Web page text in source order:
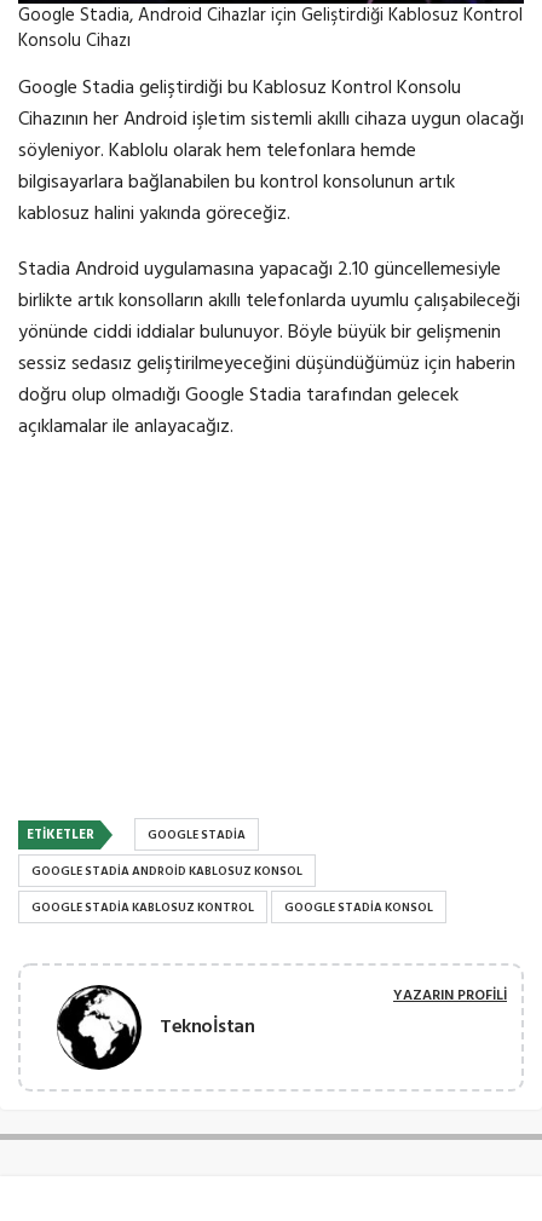
Google Stadia, Android Cihazlar için Geliştirdiği Kablosuz Kontrol
Konsolu Cihazı
Google Stadia geliştirdiği bu Kablosuz Kontrol Konsolu
Cihazının her Android işletim sistemli akıllı cihaza uygun olacağı
söyleniyor. Kablolu olarak hem telefonlara hemde
bilgisayarlara bağlanabilen bu kontrol konsolunun artık
kablosuz halini yakında göreceğiz.
Stadia Android uygulamasına yapacağı 2.10 güncellemesiyle
birlikte artık konsolların akıllı telefonlarda uyumlu çalışabileceği
yönünde ciddi iddialar bulunuyor. Böyle büyük bir gelişmenin
sessiz sedasız geliştirilmeyeceğini düşündüğümüz için haberin
doğru olup olmadığı Google Stadia tarafından gelecek
açıklamalar ile anlayacağız.
ETIKETLER
GOOGLE STADIA
GOOGLE STADIA ANDROID KABLOSUZ KONSOL
GOOGLE STADIA KABLOSUZ KONTROL
GOOGLE STADIA KONSOL
Teknoİstan
YAZARIN PROFILI